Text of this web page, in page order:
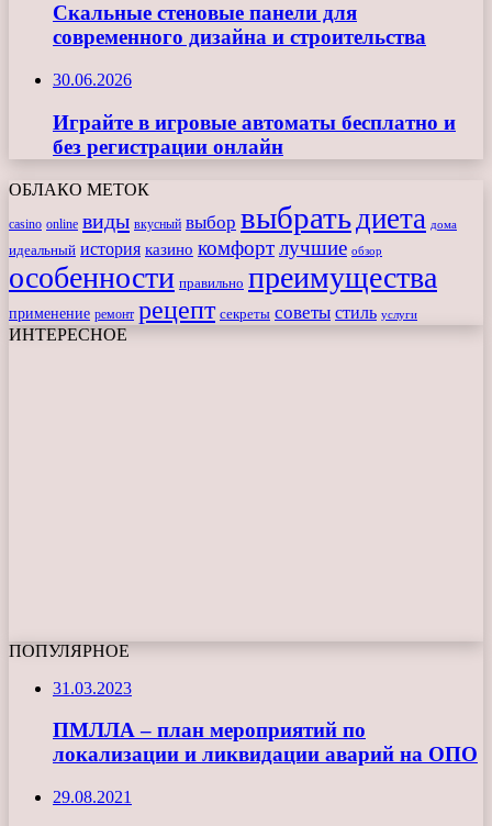
Скальные стеновые панели для
современного дизайна и строительства
30.06.2026
Играйте в игровые автоматы бесплатно и
без регистрации онлайн
ОБЛАКО МЕТОК
casino online виды вкусный выбор выбрать диета дома
идеальный история казино комфортлучшие обзор
особенности правильно преимущества
применение ремонт рецепт секреты советы стиль услуги
ИНТЕРЕСНОЕ
ПОПУЛЯРНОЕ
31.03.2023
ПМЛЛА – план мероприятий по
локализации и ликвидации аварий на ОПО
29.08.2021